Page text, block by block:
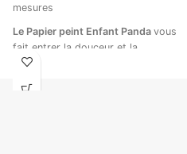
mesures
Le Papier peint Enfant Panda vous
fait entrer la douceur et la
tendresse dans la chambre de